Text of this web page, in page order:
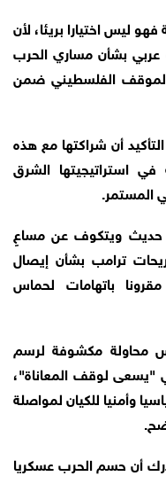
فهو ليس اختيارا بريئا، لأن
عربي بشأن مساري الحرب
الموقف الفلسطيني ضمن
أن شراكتها مع هذه
في استراتيجيتها الشرق
المستمر.
حديث ويتكوف عن مساعٍ
ترامب بشأن إيصال
باتهامات لحماس
محاولة مكشوفة لرسم
"يسعى لوقف المعاناة"،
وأمنيا للكيان لمواصلة
أن حسم الحرب عسكريا